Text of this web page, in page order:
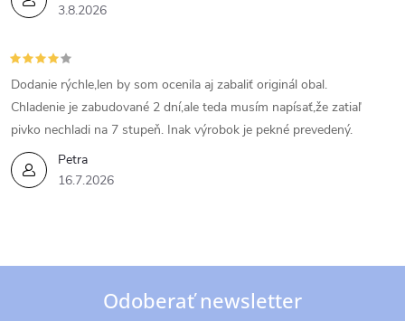
3.8.2026
Petra
16.7.2026
Dodanie rýchle,len by som ocenila aj zabaliť originál obal.
Chladenie je zabudované 2 dní,ale teda musím napísať,že zatiaľ
pivko nechladi na 7 stupeň. Inak výrobok je pekné prevedený.
Odoberať newsletter